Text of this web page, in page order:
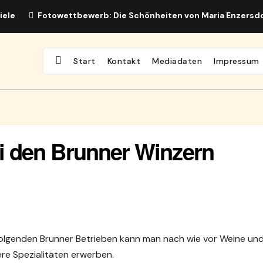
Fotowettbewerb: Die Schönheiten von Maria
Start Kontakt Mediadaten Impressum
Brunner Winzern
Brunner Betrieben kann man nach wie vor Weine und
Spezialitäten erwerben.